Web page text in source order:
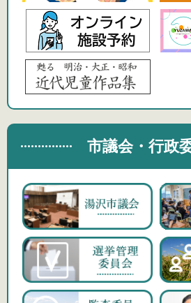
市議会・行政